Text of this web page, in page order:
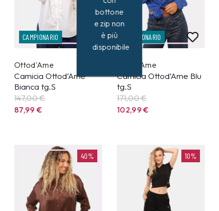
CAMPIONARIO
Ottod'Ame
Camicia Ottod’Ame
Bianca tg.S
147,00 €
87,99€
CAMPIONARIO
Ottod'Ame
Camicia Ottod’Ame Blu
tg.S
171,00 €
102,99€
40% 10%
bottone
e zip non
è più
disponibile